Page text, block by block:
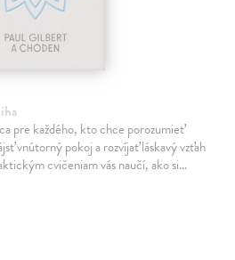
pre každého, kto chce porozumieť
vnútorný pokoj a rozvíjať láskavý vzťah
cvičeniam vás naučí, ako si…